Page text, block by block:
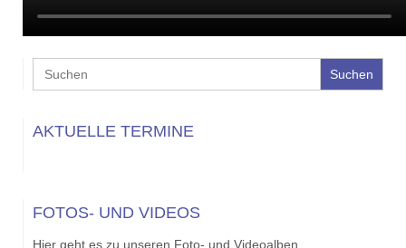
Search
for:
AKTUELLE TERMINE
FOTOS- UND VIDEOS
Hier geht es zu unseren Foto- und Videoalben.